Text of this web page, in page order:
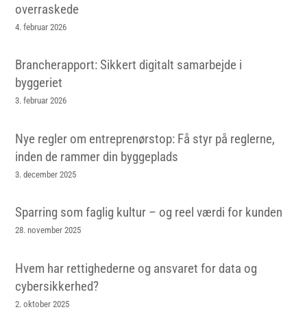
overraskede
4. februar 2026
Brancherapport: Sikkert digitalt samarbejde i
byggeriet
3. februar 2026
Nye regler om entreprenørstop: Få styr på reglerne,
inden de rammer din byggeplads
3. december 2025
Sparring som faglig kultur – og reel værdi for kunden
28. november 2025
Hvem har rettighederne og ansvaret for data og
cybersikkerhed?
2. oktober 2025